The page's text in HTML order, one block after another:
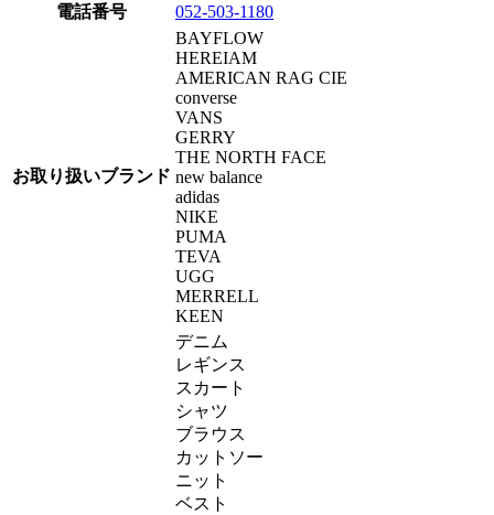
電話番号
052-503-1180
お取り扱いブランド
BAYFLOW
HEREIAM
AMERICAN RAG CIE
converse
VANS
GERRY
THE NORTH FACE
new balance
adidas
NIKE
PUMA
TEVA
UGG
MERRELL
KEEN
デニム
レギンス
スカート
シャツ
ブラウス
カットソー
ニット
ベスト